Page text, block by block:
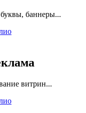
баннеры...
витрин...